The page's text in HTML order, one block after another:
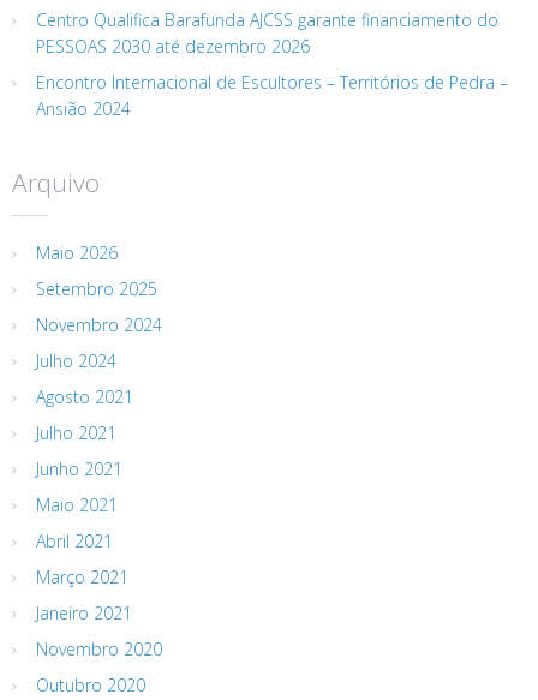
Centro Qualifica Barafunda AJCSS garante financiamento do
PESSOAS 2030 até dezembro 2026
Encontro Internacional de Escultores – Territórios de Pedra –
Ansião 2024
Arquivo
Maio 2026
Setembro 2025
Novembro 2024
Julho 2024
Agosto 2021
Julho 2021
Junho 2021
Maio 2021
Abril 2021
Março 2021
Janeiro 2021
Novembro 2020
Outubro 2020